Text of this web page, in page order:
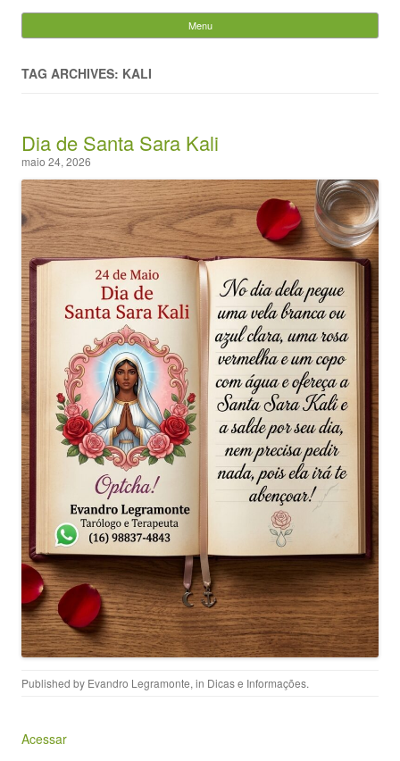
Evandro Legramonte
Menu
TAG ARCHIVES: KALI
Dia de Santa Sara Kali
maio 24, 2026
Published by Evandro Legramonte, in Dicas e Informações.
Acessar